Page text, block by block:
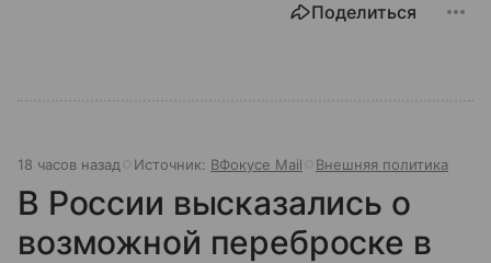
Поделиться
18 часов назад Источник: ВФокусе Mail Внешняя политика
В России высказались о
возможной переброске в